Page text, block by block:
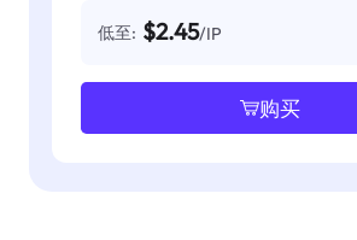
低至: $2.45/IP
购买